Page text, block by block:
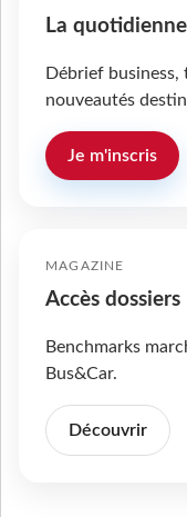
La
Débrief
nouveautés
Je m'inscris
MAGAZINE
Accès dossiers
Benchmarks
Bus&Car.
Découvrir